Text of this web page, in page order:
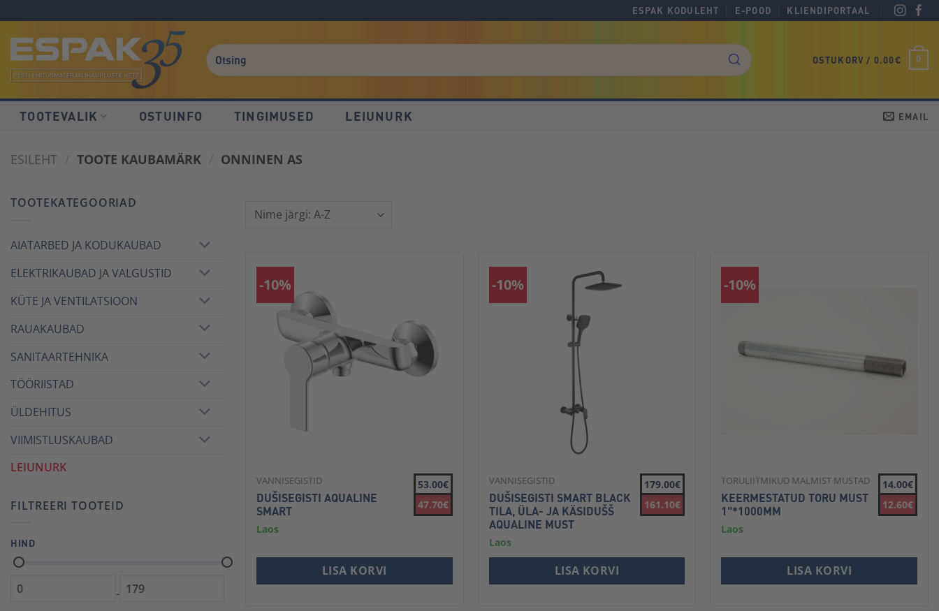
to
Content
to
navigation
to
content
ESPAK KODULEHT E-POOD KLIENDIPORTAAL
OSTUKORV / 0.00€ 0
TOOTEVALIK OSTUINFO TINGIMUSED LEIUNURK EMAIL
ESILEHT / TOOTE KAUBAMÄRK / ONNINEN AS
TOOTEKATEGOORIAD
AIATARBED JA KODUKAUBAD
ELEKTRIKAUBAD JA VALGUSTID
KÜTE JA VENTILATSIOON
RAUAKAUBAD
SANITAARTEHNIKA
TÖÖRIISTAD
ÜLDEHITUS
VIIMISTLUSKAUBAD
LEIUNURK
FILTREERI TOOTEID
HIND
-
-10%
VANNISEGISTID
DUŠISEGISTI AQUALINE
SMART
Laos
53.00€
47.70€
LISA KORVI
-10%
VANNISEGISTID
DUŠISEGISTI SMART BLACK
TILA, ÜLA- JA KÄSIDUŠŠ
AQUALINE MUST
Laos
179.00€
161.10€
LISA KORVI
-10%
TORULIITMIKUD MALMIST MUSTAD
KEERMESTATUD TORU MUST
1"*1000MM
Laos
14.00€
12.60€
LISA KORVI